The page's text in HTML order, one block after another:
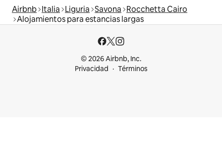
Airbnb Italia Liguria Savona Rocchetta Cairo
Alojamientos para estancias largas
© 2026 Airbnb, Inc.
Privacidad
Términos